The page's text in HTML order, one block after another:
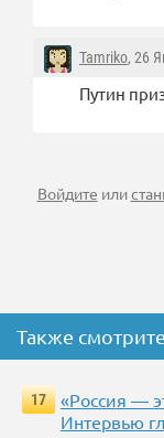
Tamriko, 26
Путин
Войдите или
Также
17
«Россия —
Интервью